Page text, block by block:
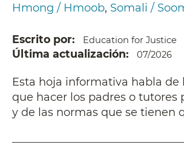
Hmong / Hmoob Somali /
Escrito por Education for Justice
Última actualización 07/2026
Esta hoja informativa habla de
que hacer los padres o tutores
y de las normas que se tienen